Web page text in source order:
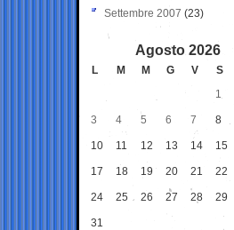
Settembre 2007 (23)
Agosto 2026
L M M G V S
1
3 4 5 6 7 8
10 11 12 13 14 15
17 18 19 20 21 22
24 25 26 27 28 29
31